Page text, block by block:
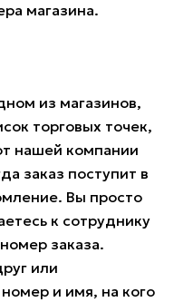
магазина.
из магазинов,
торговых точек,
нашей компании
заказ поступит в
Вы просто
к сотруднику
заказа.
или
и имя, на кого